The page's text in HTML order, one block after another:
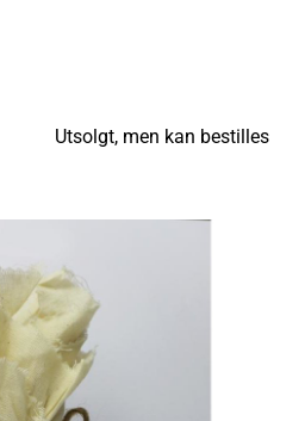
Utsolgt, men kan bestilles